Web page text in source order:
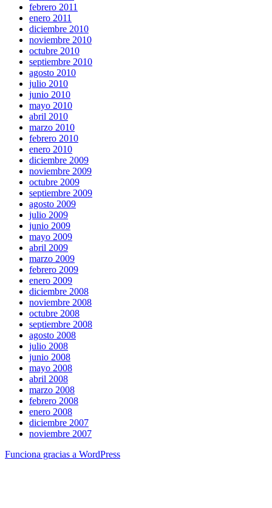
febrero 2011
enero 2011
diciembre 2010
noviembre 2010
octubre 2010
septiembre 2010
agosto 2010
julio 2010
junio 2010
mayo 2010
abril 2010
marzo 2010
febrero 2010
enero 2010
diciembre 2009
noviembre 2009
octubre 2009
septiembre 2009
agosto 2009
julio 2009
junio 2009
mayo 2009
abril 2009
marzo 2009
febrero 2009
enero 2009
diciembre 2008
noviembre 2008
octubre 2008
septiembre 2008
agosto 2008
julio 2008
junio 2008
mayo 2008
abril 2008
marzo 2008
febrero 2008
enero 2008
diciembre 2007
noviembre 2007
Funciona gracias a WordPress